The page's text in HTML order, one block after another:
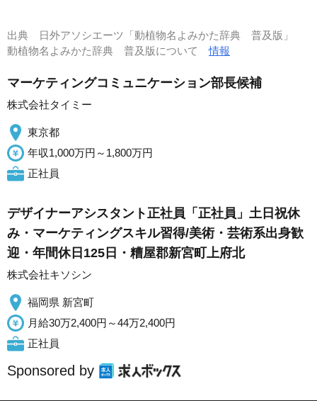
出典
日外アソシエーツ「動植物名よみかた辞典 普及版」
動植物名よみかた辞典 普及版について情報
マーケティングコミュニケーション部長候補
株式会社タイミー
東京都
年収1,000万円～1,800万円
正社員
デザイナーアシスタント正社員「正社員」土日祝休
み・マーケティングスキル習得/美術・芸術系出身歓
迎・年間休日125日・糟屋郡新宮町上府北
株式会社キソシン
福岡県 新宮町
月給30万2,400円～44万2,400円
正社員
Sponsored by